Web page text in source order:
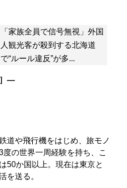
「家族全員で信号無視」外国
人観光客が殺到する北海道
で“ルール違反”が多...
］―
道や飛行機をはじめ、旅モノ
の世界一周経験を持ち、こ
50か国以上。現在は東京と
を送る。